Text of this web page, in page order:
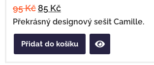
95Kč85 Kč
Překrásný designový sešit Camille.
Přidat do košíku